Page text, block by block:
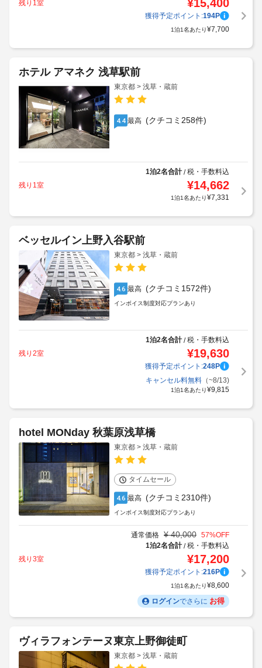
残り1室 ¥15,400
獲得予定ポイント:194P
1泊1名あたり¥7,700
ホテル アマネク 浅草駅前
東京都 > 浅草・蔵前
4.4 最高 (クチコミ258件)
1泊2名合計/税・手数料込
残り1室
¥14,662
1泊1名あたり¥7,331
ベッセルイン上野入谷駅前
東京都 > 浅草・蔵前
4.6 最高 (クチコミ1572件)
インボイス制度対応プランあり
1泊2名合計/税・手数料込
残り2室
¥19,630
獲得予定ポイント:248P
キャンセル料無料（~8/13)
1泊1名あたり¥9,815
hotel MONday 秋葉原浅草橋
東京都 > 浅草・蔵前
タイムセール
4.6 最高 (クチコミ2310件)
インボイス制度対応プランあり
通常価格 ¥ 40,000 57%OFF
1泊2名合計/税・手数料込
残り3室
¥17,200
獲得予定ポイント:216P
1泊1名あたり¥8,600
ログインでさらに お得
ヴィラフォンテーヌ東京上野御徒町
東京都 > 浅草・蔵前